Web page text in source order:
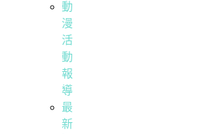
動
漫
活
動
報
導
最
新